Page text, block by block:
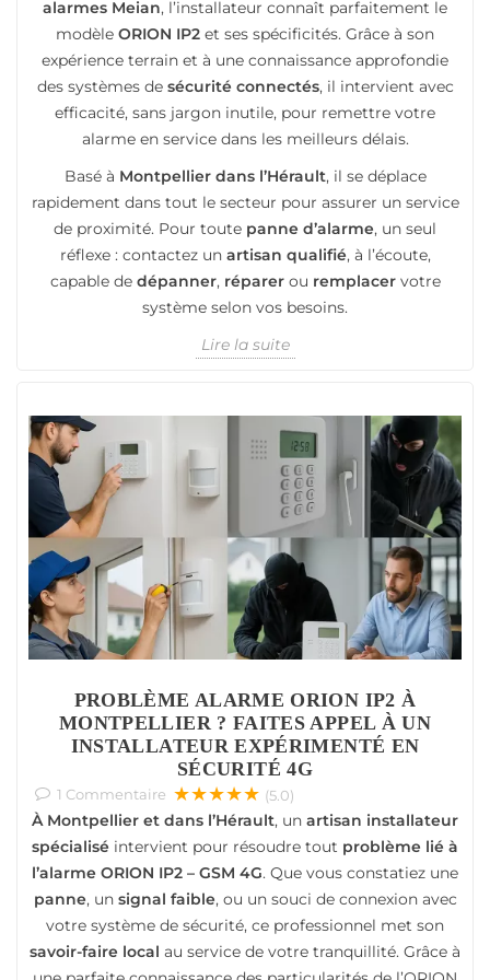
alarmes Meian, l’installateur connaît parfaitement le
modèle ORION IP2 et ses spécificités. Grâce à son
expérience terrain et à une connaissance approfondie
des systèmes de sécurité connectés, il intervient avec
efficacité, sans jargon inutile, pour remettre votre
alarme en service dans les meilleurs délais.
Basé à Montpellier dans l’Hérault, il se déplace
rapidement dans tout le secteur pour assurer un service
de proximité. Pour toute panne d’alarme, un seul
réflexe : contactez un artisan qualifié, à l’écoute,
capable de dépanner, réparerou remplacervotre
système selon vos besoins.
Lire la suite
PROBLÈME ALARME ORION IP2 À
MONTPELLIER ? FAITES APPEL À UN
INSTALLATEUR EXPÉRIMENTÉ EN
SÉCURITÉ 4G
1 Commentaire ★★★★★ (5.0)
À Montpellier et dans l’Hérault, un artisan installateur
spécialisé intervient pour résoudre tout problème lié à
l’alarme ORION IP2 – GSM 4G. Que vous constatiez une
panne, un signal faible, ou un souci de connexion avec
votre système de sécurité, ce professionnel met son
savoir-faire local au service de votre tranquillité. Grâce à